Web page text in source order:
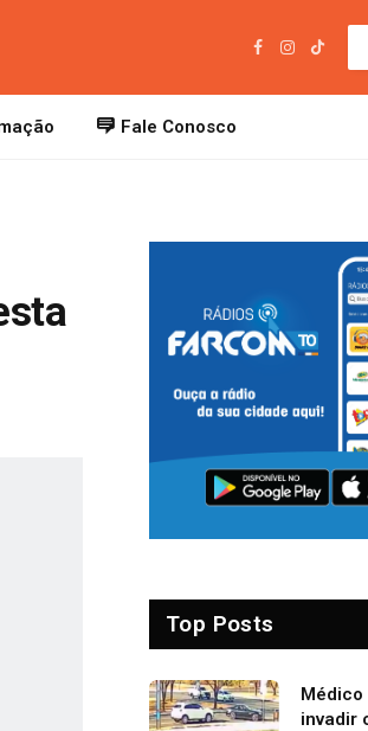
Facebook
Instagram
TikTok
Fale Conosco
Top Posts
Médico
invadir